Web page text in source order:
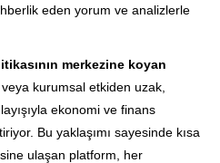
eden yorum ve analizlerle
merkezine koyan
kurumsal etkiden uzak,
ekonomi ve finans
Bu yaklaşımı sayesinde kısa
ulaşan platform, her